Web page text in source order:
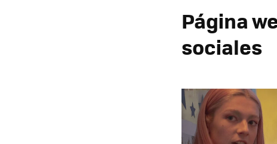
Página
sociales